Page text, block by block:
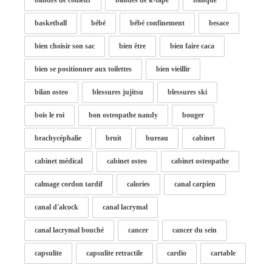
basketball bébé bébé confinement besace
bien choisir son sac bien être bien faire caca
bien se positionner aux toilettes bien vieillir
bilan osteo blessures jujitsu blessures ski
bois le roi bon osteopathe nandy bouger
brachycéphalie bruit bureau cabinet
cabinet médical cabinet osteo cabinet osteopathe
calmage cordon tardif calories canal carpien
canal d'alcock canal lacrymal
canal lacrymal bouché cancer cancer du sein
capsulite capsulite retractile cardio cartable